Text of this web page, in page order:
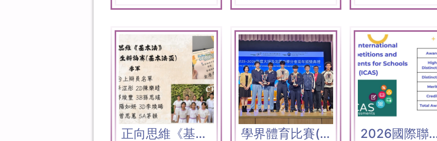
正向思維《基本法》——全港中學生辯論賽（基本法盃）普通話組 學界體育比賽(大北區) 榮獲佳績 2026國際聯校學